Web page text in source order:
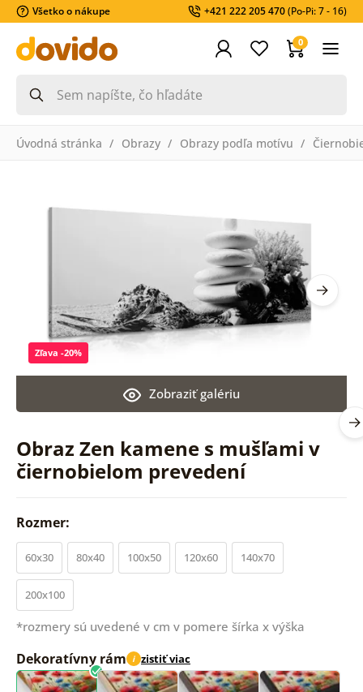
Všetko o nákupe +421 222 205 470(Po-Pi: 7 - 16)
0
Úvodná stránka Obrazy Obrazy podľa motívu
Obraz Zen kamene s mušľami v
čiernobielom prevedení
Zobraziť galériu
Zľava -20%
Rozmer:
60x30 80x40 100x50 120x60 140x70
200x100
*rozmery sú uvedené v cm v pomere šírka x výška
Dekoratívny rám i zistiť viac